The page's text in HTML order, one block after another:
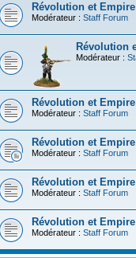
Révolution et
Modérateur : Staff Forum
Révolution
Modérateur :
Révolution et
Modérateur : Staff Forum
Révolution et
Modérateur : Staff Forum
Révolution et
Modérateur : Staff Forum
Révolution et
Modérateur : Staff Forum